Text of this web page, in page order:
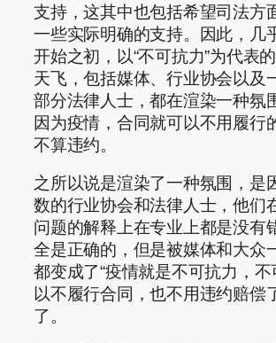
支持，这其中也包括希望司法方
一些实际明确的支持。因此，几
开始之初，以“不可抗力”为代表
天飞，包括媒体、行业协会以及
部分法律人士，都在渲染一种氛
因为疫情，合同就可以不用履行
不算违约。
之所以说是渲染了一种氛围，是
数的行业协会和法律人士，他们
问题的解释上在专业上都是没有
全是正确的，但是被媒体和大众
都变成了“疫情就是不可抗力，
以不履行合同，也不用违约赔偿
了。